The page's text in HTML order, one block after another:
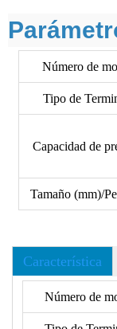
Número de
Tipo de
Capacidad de
Tamaño (mm)/
Característica
Número de
• Hay más de 40
OEM.